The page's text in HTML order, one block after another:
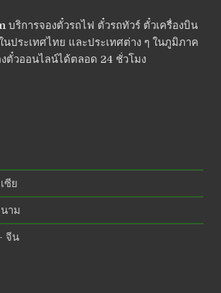
บริการจองตั๋วรถไฟ ตั๋วรถทัวร์ ตั๋วเครื่องบิน
นประเทศไทย และประเทศต่าง ๆ ในภูมิภาค
งตั๋วออนไลน์ได้ตลอด 24 ชั่วโมง
ซีย
าม
จีน